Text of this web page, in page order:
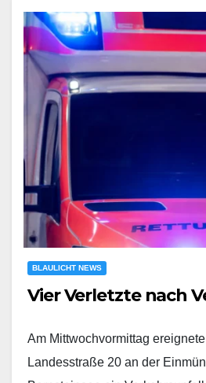
BLAULICHT NEWS
Vier Verletzte nach
Am Mittwochvormittag
Landesstraße 20 an der